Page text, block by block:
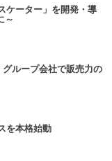
ケーター」を開発・導
～
グループ会社で販売力の
を本格始動